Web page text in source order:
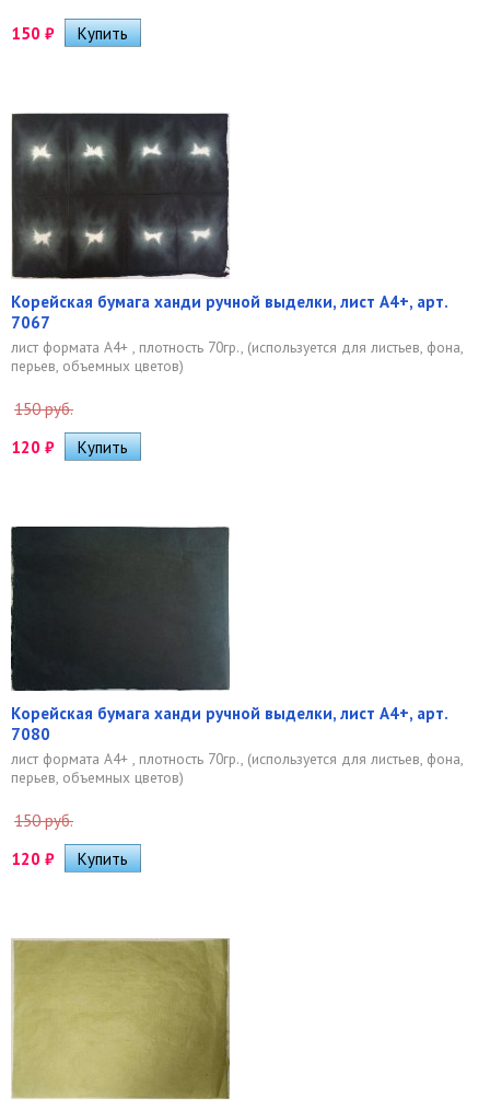
150 ₽
Корейская бумага ханди ручной выделки, лист А4+, арт.
7067
лист формата А4+ , плотность 70гр., (используется для листьев, фона,
перьев, объемных цветов)
150 руб.
120 ₽
Корейская бумага ханди ручной выделки, лист А4+, арт.
7080
лист формата А4+ , плотность 70гр., (используется для листьев, фона,
перьев, объемных цветов)
150 руб.
120 ₽